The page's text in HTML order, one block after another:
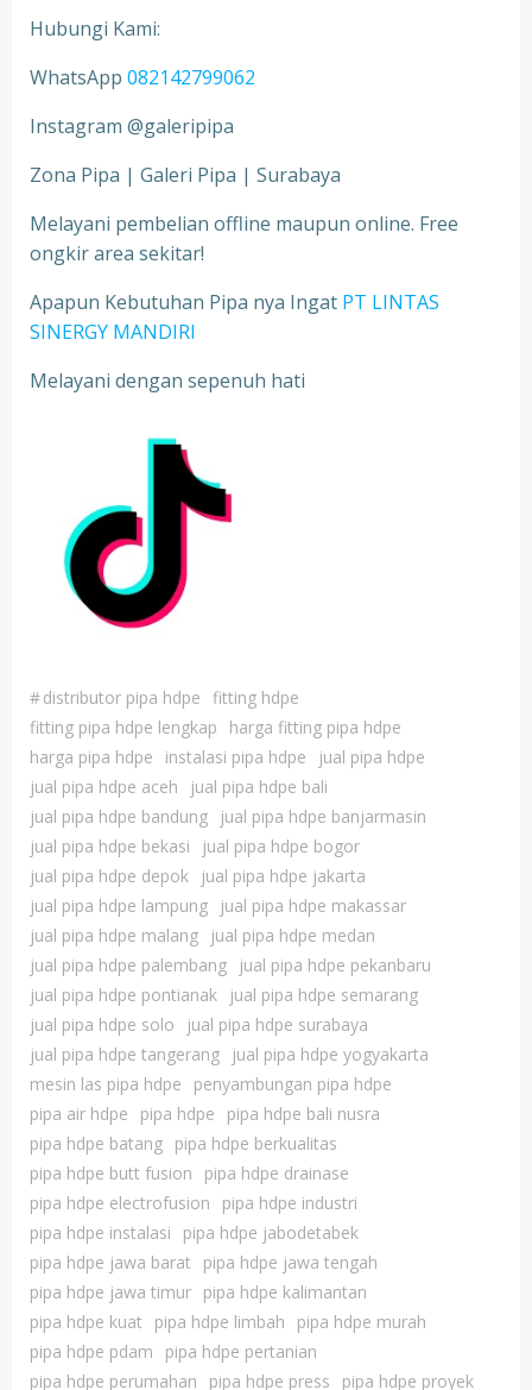
Hubungi Kami:
WhatsApp 082142799062
Instagram @galeripipa
Zona Pipa | Galeri Pipa | Surabaya
Melayani pembelian offline maupun online. Free
ongkir area sekitar!
Apapun Kebutuhan Pipa nya Ingat PT LINTAS
SINERGY MANDIRI
Melayani dengan sepenuh hati
#distributor pipa hdpe fitting hdpe
fitting pipa hdpe lengkap
harga fitting pipa hdpe
harga pipa hdpe
instalasi pipa hdpe
jual pipa hdpe
jual pipa hdpe aceh
jual pipa hdpe bali
jual pipa hdpe bandung
jual pipa hdpe banjarmasin
jual pipa hdpe bekasi
jual pipa hdpe bogor
jual pipa hdpe depok
jual pipa hdpe jakarta
jual pipa hdpe lampung
jual pipa hdpe makassar
jual pipa hdpe malang
jual pipa hdpe medan
jual pipa hdpe palembang
jual pipa hdpe pekanbaru
jual pipa hdpe pontianak
jual pipa hdpe semarang
jual pipa hdpe solo
jual pipa hdpe surabaya
jual pipa hdpe tangerang
jual pipa hdpe yogyakarta
mesin las pipa hdpe
penyambungan pipa hdpe
pipa air hdpe
pipa hdpe
pipa hdpe bali nusra
pipa hdpe batang pipa hdpe berkualitas
pipa hdpe butt fusion
pipa hdpe drainase
pipa hdpe electrofusion
pipa hdpe industri
pipa hdpe instalasi
pipa hdpe jabodetabek
pipa hdpe jawa barat
pipa hdpe jawa tengah
pipa hdpe jawa timur pipa hdpe kalimantan
pipa hdpe kuat
pipa hdpe limbah
pipa hdpe murah
pipa hdpe pdam
pipa hdpe pertanian
pipa hdpe perumahan
pipa hdpe press pipa hdpe proyek